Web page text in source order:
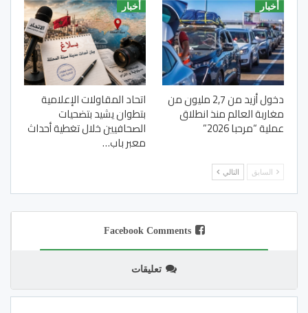
أخبار
دخول أزيد من 2,7 مليون من
مغاربة العالم منذ انطلاق
عملية “مرحبا 2026”
أخبار
اتحاد المقاولات الإعلامية
بتطوان يشيد بتضحيات
الصحافيين خلال تغطية أحداث
معبر باب…
السابق التالي
Facebook Comments
تعليقات